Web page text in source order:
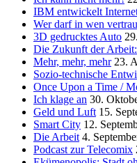
IBM entwickelt
Wer darf in wen
3D gedrucktes Auto
Die Zukunft der
Mehr, mehr, mehr 23.
Sozio-technische
Once Upon a Time /
Ich klage an 30.
Geld und Luft 15.
Smart City 12.
Die Arbeit 4.
Podcast zur Telecomix